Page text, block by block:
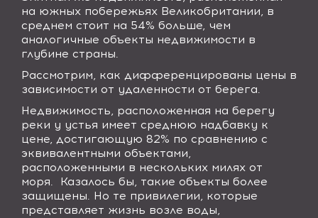
на южных побережьях Великобритании, в
среднем стоит на 54% больше, чем
аналогичные объекты недвижимости в
глубине страны.
Рассмотрим, как дифференцированы цены в
зависимости от удаленности от берега.
Недвижимость, расположенная на берегу
реки у устья имеет среднюю надбавку к
цене, достигающую 82% по сравнению с
эквивалентными объектами,
расположенными в нескольких милях от
моря. Казалось бы, такие объекты более
защищены. Но те привилегии, которые
представляет жизнь возле воды,